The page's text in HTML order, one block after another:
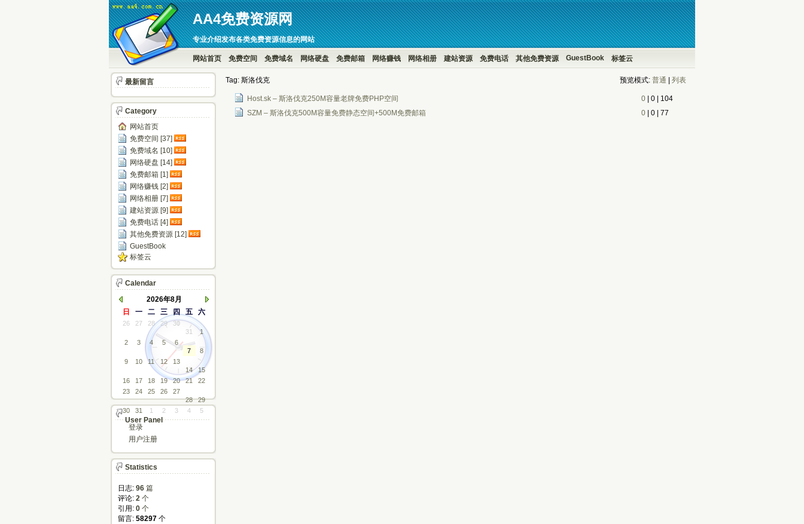
AA4免费资源网
专业介绍发布各类免费资源信息的网站
网站首页 免费空间 免费域名 网络硬盘 免费邮箱 网络赚钱 网络相册 建站资源 免费电话 其他免费资源 GuestBook 标签云
Tag: 斯洛伐克 预览模式: 普通 列表
Host.sk – 斯洛伐克250M容量老牌免费PHP空间 0| 0|
104
SZM – 斯洛伐克500M容量免费静态空间+500M免费邮箱
0| 0| 77
最新留言
Category
网站首页
免费空间 [37]
免费域名 [10]
网络硬盘 [14]
免费邮箱 [1]
网络赚钱 [2]
网络相册 [7]
建站资源 [9]
免费电话 [4]
其他免费资源 [12]
GuestBook
标签云
Calendar
2026年8月
日
一 二 三 四 五 六
26 27 28 29
30
31
1
2
3 4 5
6
7
8
9
10 11 12
13
14
15
16
17 18 19 20 21
22
23
24 25 26
27
28
29
30
31 1 2 3 4 5
User Panel
登录
用户注册
Statistics
日志: 96 篇
评论: 2 个
引用: 0 个
留言: 58297 个